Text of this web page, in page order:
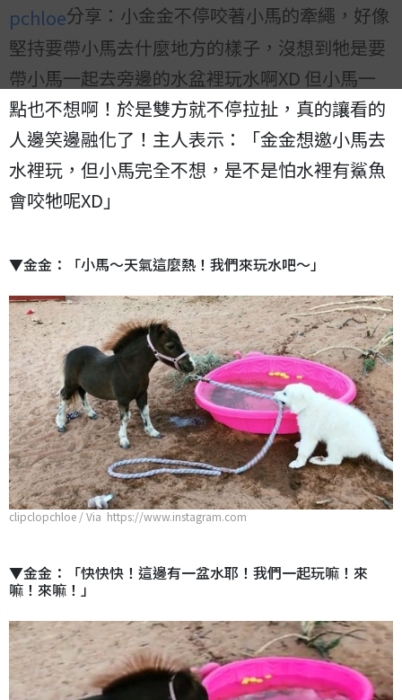
pchloe分享：小金金不停咬著小馬的牽繩，好像
堅持要帶小馬去什麼地方的樣子，沒想到牠是要
帶小馬一起去旁邊的水盆裡玩水啊XD 但小馬一
點也不想啊！於是雙方就不停拉扯，真的讓看的
人邊笑邊融化了！主人表示：「金金想邀小馬去
水裡玩，但小馬完全不想，是不是怕水裡有鯊魚
會咬牠呢XD」
▼金金：「小馬～天氣這麼熱！我們來玩水吧～」
clipclopchloe / Via https://www.instagram.com
▼金金：「快快快！這邊有一盆水耶！我們一起玩嘛！來
嘛！來嘛！」